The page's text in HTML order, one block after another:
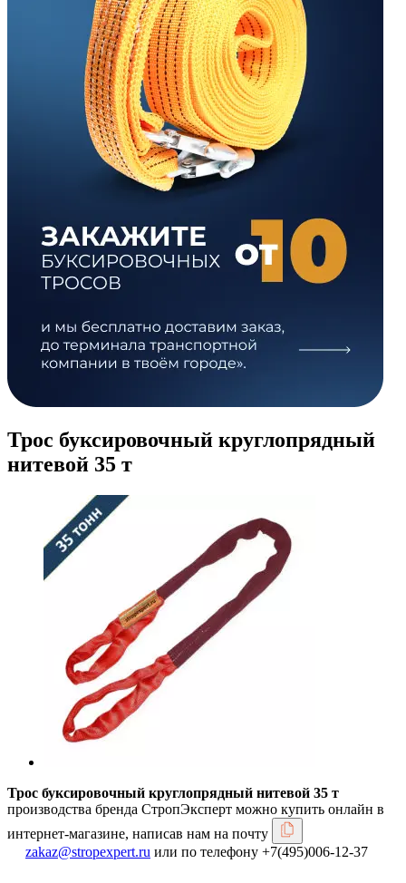
Трос буксировочный круглопрядный
нитевой 35 т
Трос буксировочный круглопрядный нитевой 35 т
производства бренда СтропЭксперт можно купить онлайн в
интернет-магазине, написав нам на почту
zakaz@stropexpert.ru или по телефону +7(495)006-12-37